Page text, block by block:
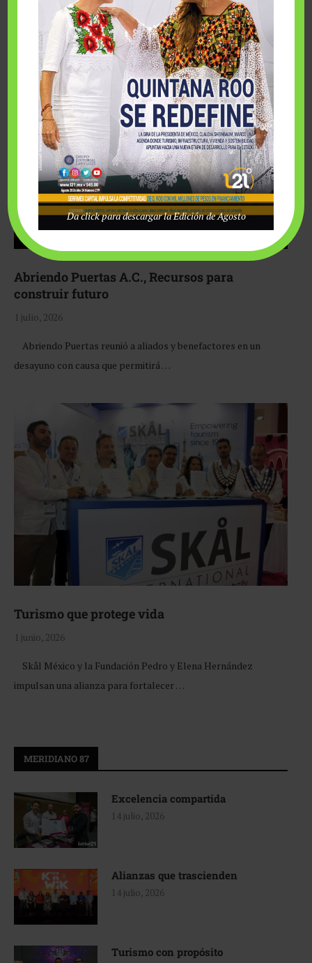
Fairmont Mayakoba y Make-A-Wish México unieron
esfuerzos para hacer realidad el deseo de una …
Abriendo Puertas A.C., Recursos para
construir futuro
1 julio, 2026
Abriendo Puertas reunió a aliados y benefactores en un
desayuno con causa que permitirá …
Turismo que protege vida
1 junio, 2026
Skål México y la Fundación Pedro y Elena Hernández
impulsan una alianza para fortalecer …
MERIDIANO 87
Excelencia compartida
14 julio, 2026
Alianzas que trascienden
14 julio, 2026
Turismo con propósito
Da click para descargar la Edición de Agosto